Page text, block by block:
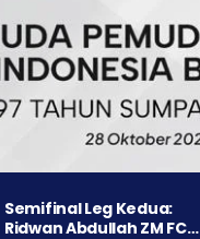
Semifinal Leg Kedua:
Ridwan Abdullah ZM FC…